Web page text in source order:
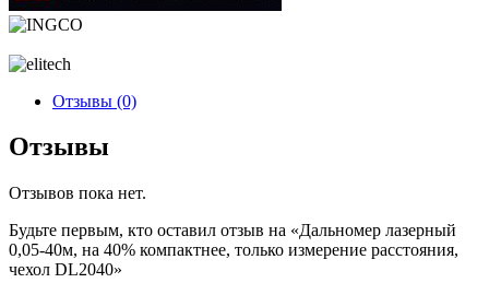
Отзывы (0)
Отзывы
Отзывов пока нет.
Будьте первым, кто оставил отзыв на «Дальномер лазерный
0,05-40м, на 40% компактнее, только измерение расстояния,
чехол DL2040»